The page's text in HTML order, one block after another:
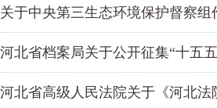
关于中央第三生态环境保护督察
河北省档案局关于公开征集“十五
河北省高级人民法院关于《河北